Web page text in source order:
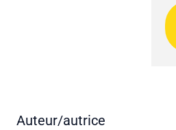
Auteur/autrice